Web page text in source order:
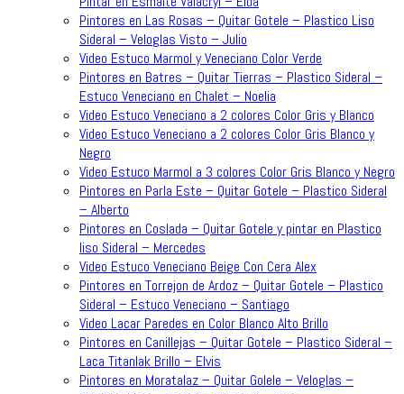
Pintores en Las Rosas – Quitar Gotele – Plastico Liso
Sideral – Veloglas Visto – Julio
Video Estuco Marmol y Veneciano Color Verde
Pintores en Batres – Quitar Tierras – Plastico Sideral –
Estuco Veneciano en Chalet – Noelia
Video Estuco Veneciano a 2 colores Color Gris y Blanco
Video Estuco Veneciano a 2 colores Color Gris Blanco y
Negro
Video Estuco Marmol a 3 colores Color Gris Blanco y Negro
Pintores en Parla Este – Quitar Gotele – Plastico Sideral
– Alberto
Pintores en Coslada – Quitar Gotele y pintar en Plastico
liso Sideral – Mercedes
Video Estuco Veneciano Beige Con Cera Alex
Pintores en Torrejon de Ardoz – Quitar Gotele – Plastico
Sideral – Estuco Veneciano – Santiago
Video Lacar Paredes en Color Blanco Alto Brillo
Pintores en Canillejas – Quitar Gotele – Plastico Sideral –
Laca Titanlak Brillo – Elvis
Pintores en Moratalaz – Quitar Golele – Veloglas –